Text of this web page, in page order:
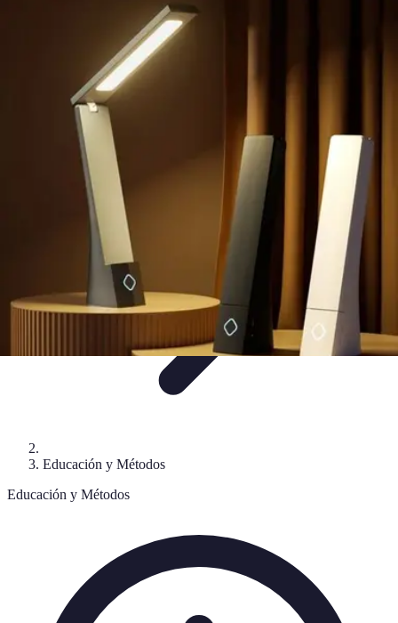
Metodologías de Aprendizaje Técnicas de
Estrategias de Aprendizaje
Aprende con Nosotros
Educación y Métodos
Educación y Métodos